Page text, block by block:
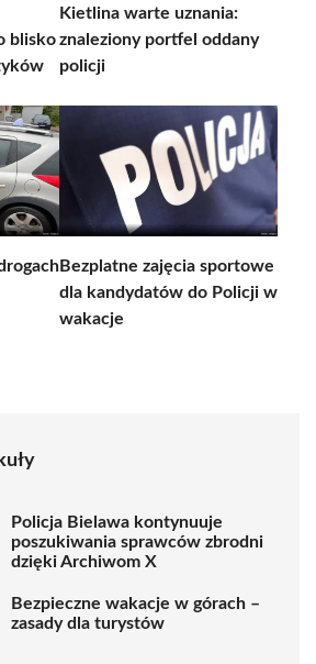
blisko
Kietlina warte uznania:
znaleziony portfel oddany
policji
Bezplatne zajęcia sportowe
dla kandydatów do Policji w
wakacje
Policja Bielawa kontynuuje
poszukiwania sprawców zbrodni
dzięki Archiwom X
Bezpieczne wakacje w górach –
zasady dla turystów